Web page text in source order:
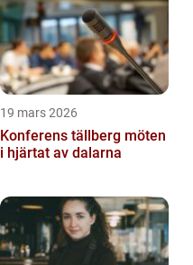
19 mars 2026
Konferens tällberg möten
i hjärtat av dalarna